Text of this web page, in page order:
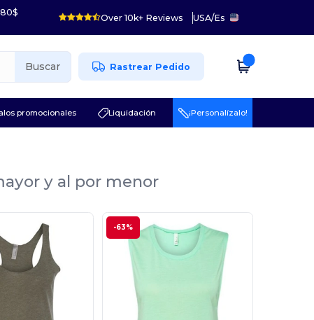
Over 10k+ Reviews USA/Es
Buscar Rastrear Pedido
promocionales Liquidación ¡Personalízalo!
y al por menor
-63%